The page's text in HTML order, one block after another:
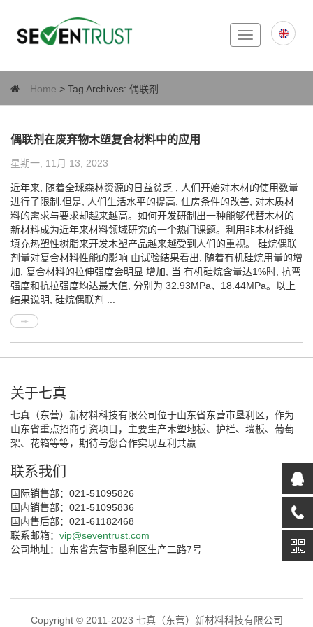
Toggle
navigation
Home > Tag Archives: 偶联剂
偶联剂在废弃物木塑复合材料中的应用
星期一, 11月 13, 2023
近年来, 随着全球森林资源的日益贫乏 , 人们开始对木材的使用数量
进行了限制.但是, 人们生活水平的提高, 住房条件的改善, 对木质材
料的需求与要求却越来越高。如何开发研制出一种能够代替木材的
新材料成为近年来材料领域研究的一个热门课题。利用非木材纤维
填充热塑性树脂来开发木塑产品越来越受到人们的重视。 硅烷偶联
剂量对复合材料性能的影响 由试验结果看出, 随着有机硅烷用量的增
加, 复合材料的拉伸强度会明显 增加, 当 有机硅烷含量达1%时, 抗弯
强度和抗拉强度均达最大值, 分别为 32.93MPa、18.44MPa。以上
结果说明, 硅烷偶联剂 ...
关于七真
七真（东营）新材料科技有限公司位于山东省东营市垦利区，作为
山东省重点招商引资项目，主要生产木塑地板、护栏、墙板、葡萄
架、花箱等等，期待与您合作实现互利共赢
联系我们
国际销售部：021-51095826
国内销售部：021-51095836
国内售后部：021-61182468
联系邮箱： vip@seventrust.com
公司地址：山东省东营市垦利区生产二路7号
Copyright © 2011-2023 七真（东营）新材料科技有限公司